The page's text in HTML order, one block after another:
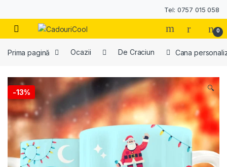
Tel: 0757 015 058
0
Prima pagină Ocazii De Craciun Cana
-13% 🔍